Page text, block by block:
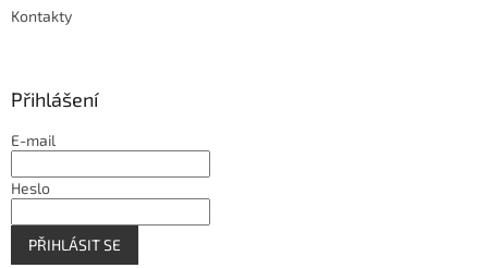
Kontakty
Přihlášení
E-mail
Heslo
PŘIHLÁSIT SE